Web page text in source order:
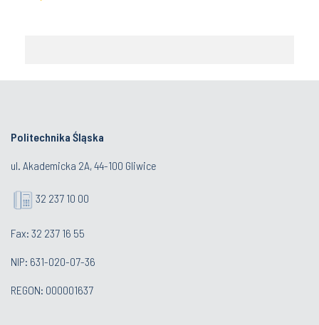
Politechnika Śląska
ul. Akademicka 2A, 44-100 Gliwice
32 237 10 00
Fax: 32 237 16 55
NIP: 631-020-07-36
REGON: 000001637